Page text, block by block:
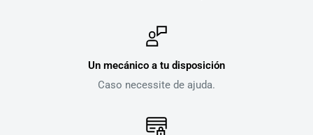
Un mecánico a tu disposición
Caso necessite de ajuda.